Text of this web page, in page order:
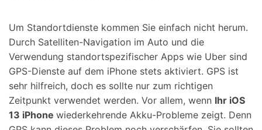
Um Standortdienste kommen Sie einfach nicht herum.
Durch Satelliten-Navigation im Auto und die
Verwendung standortspezifischer Apps wie Uber sind
GPS-Dienste auf dem iPhone stets aktiviert. GPS ist
sehr hilfreich, doch es sollte nur zum richtigen
Zeitpunkt verwendet werden. Vor allem, wenn Ihr iOS
13 iPhone wiederkehrende Akku-Probleme zeigt. Denn